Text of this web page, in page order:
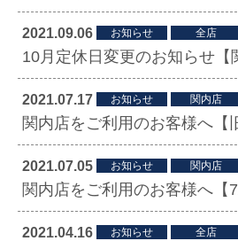
2021.09.06 お知らせ 全店
2021.07.17 お知らせ 関内店
2021.07.05 お知らせ 関内店
2021.04.16 お知らせ 全店